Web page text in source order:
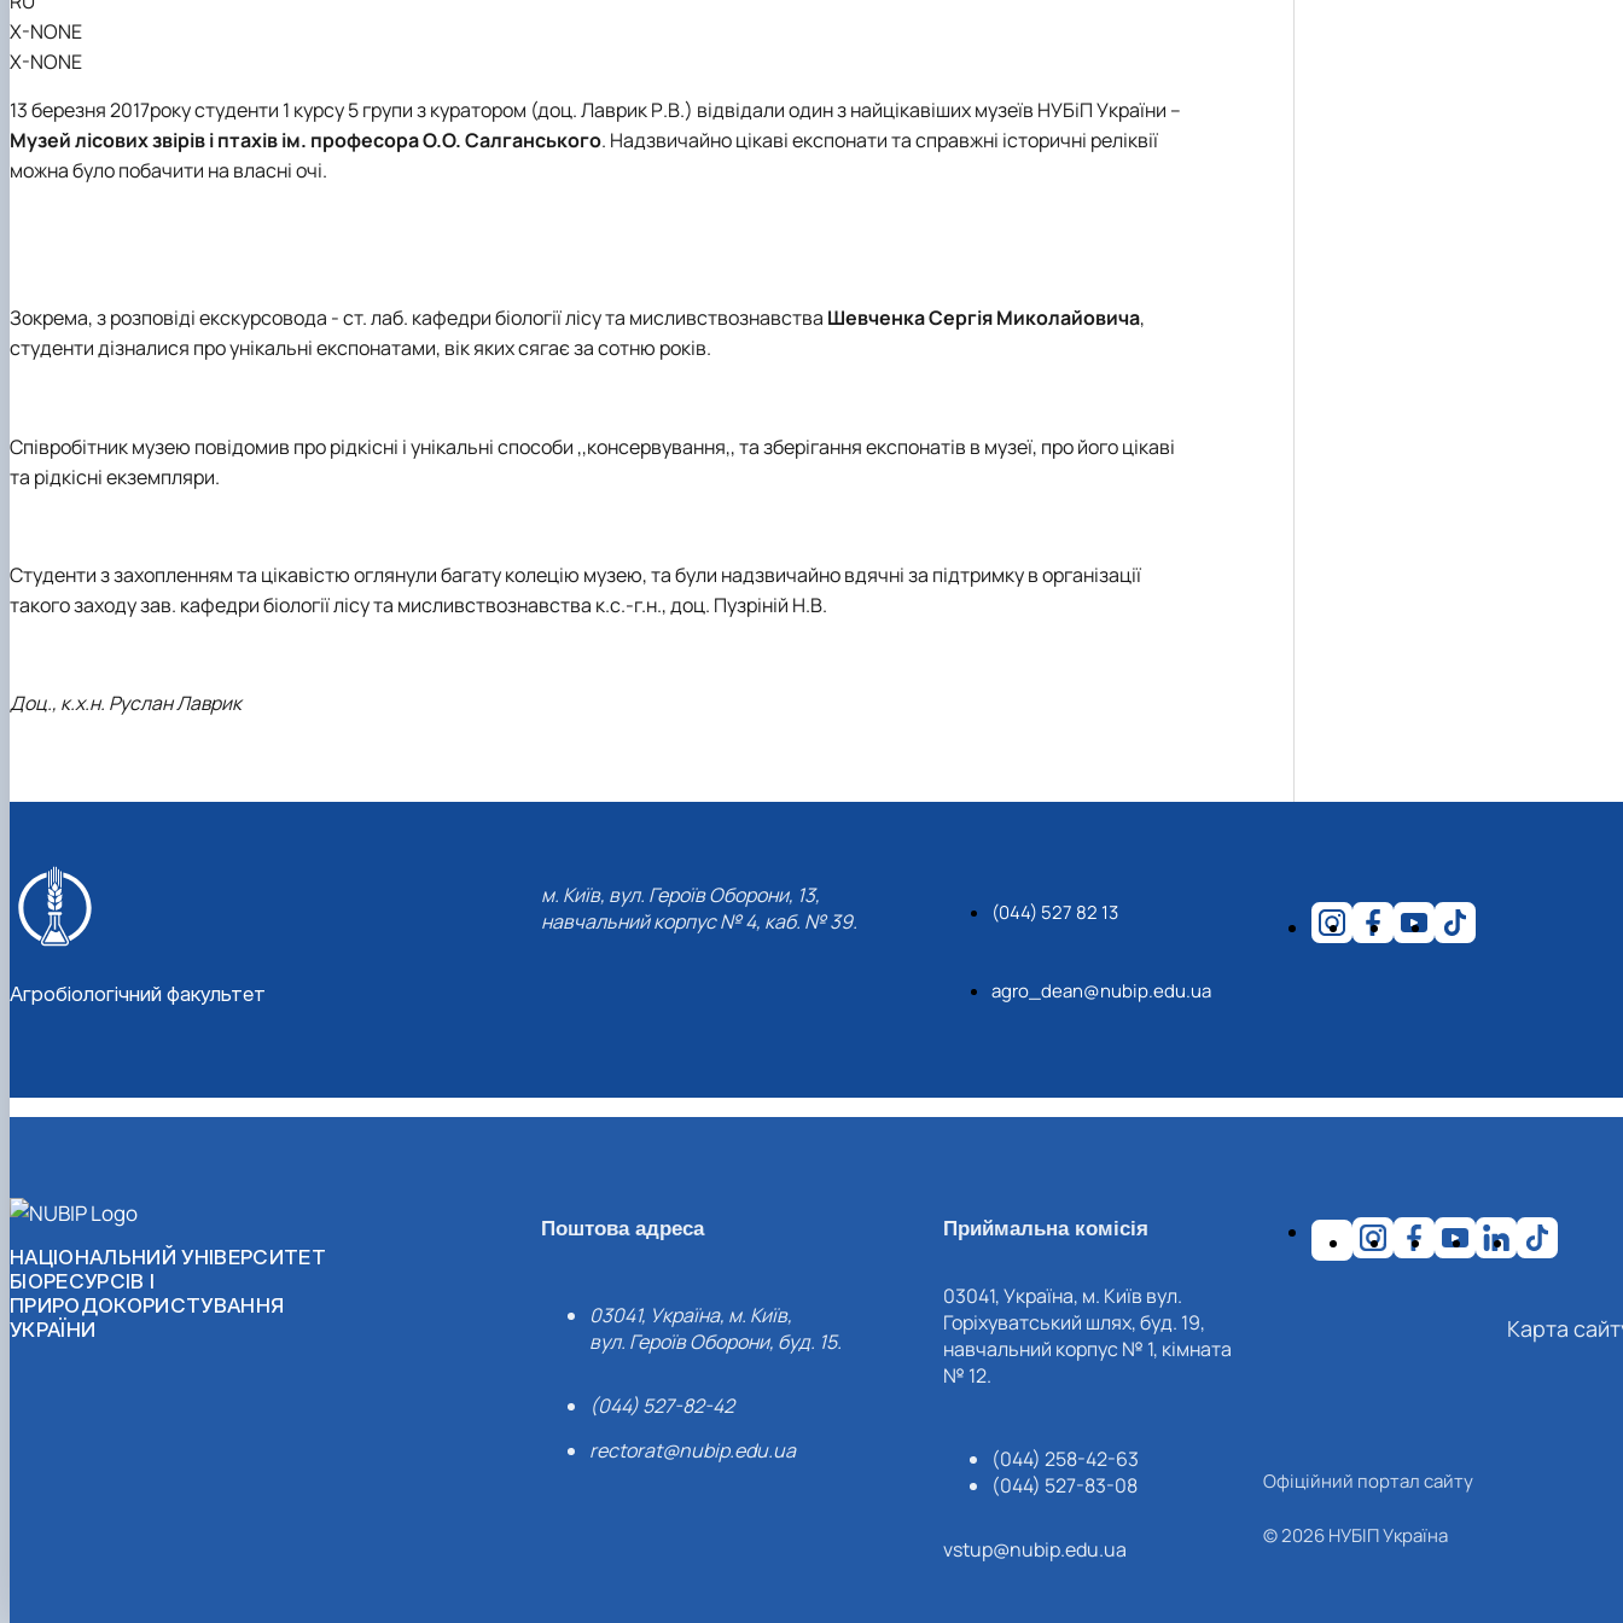
X-NONE
X-NONE
13 березня 2017року студенти 1 курсу 5 групи з куратором (доц.Лаврик Р.В.) відвідали один з найцікавіших музеїв НУБіП України –
Музей лісових звірів і птахів ім. професора О.О. Салганського. Надзвичайно цікаві експонати та справжні історичні реліквії
можна було побачити на власні очі.
Зокрема, з розповіді екскурсовода - ст. лаб. кафедри біології лісу та мисливствознавства Шевченка Сергія Миколайовича,
студенти дізналися про унікальні експонатами, вік яких сягає за сотню років.
Співробітник музею повідомив про рідкісні і унікальні способи ,,консервування,, та зберігання експонатів в музеї, про його цікаві
та рідкісні екземпляри.
Студенти з захопленням та цікавістю оглянули багату колецію музею, та були надзвичайно вдячні за підтримку в організації
такого заходу зав. кафедри біології лісу та мисливствознавства к.с.-г.н., доц. Пузріній Н.В.
Доц., к.х.н. Руслан Лаврик
Агробіологічний факультет
м. Київ, вул. Героїв Оборони, 13,
навчальний корпус № 4, каб. № 39.
(044) 527 82 13
agro_dean@nubip.edu.ua
НАЦІОНАЛЬНИЙ УНІВЕРСИТЕТ
БІОРЕСУРСІВ І
ПРИРОДОКОРИСТУВАННЯ
УКРАЇНИ
Поштова адреса
03041, Україна, м. Київ,
вул. Героїв Оборони, буд. 15.
(044) 527-82-42
rectorat@nubip.edu.ua
Приймальна комісія
03041, Україна, м. Київ вул.
Горіхуватський шлях, буд. 19,
навчальний корпус № 1, кімната
№ 12.
(044) 258-42-63
(044) 527-83-08
vstup@nubip.edu.ua
Карта
Офіційний портал сайту
© 2026 НУБІП Україна